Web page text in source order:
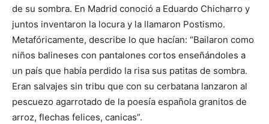
de su sombra. En Madrid conoció a Eduardo Chicharro y
juntos inventaron la locura y la llamaron Postismo.
Metafóricamente, describe lo que hacían: “Bailaron como
niños balineses con pantalones cortos enseñándoles a
un país que había perdido la risa sus patitas de sombra.
Eran salvajes sin tribu que con su cerbatana lanzaron al
pescuezo agarrotado de la poesía española granitos de
arroz, flechas felices, canicas”.